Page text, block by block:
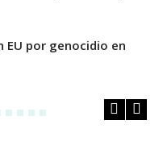
EU por genocidio en